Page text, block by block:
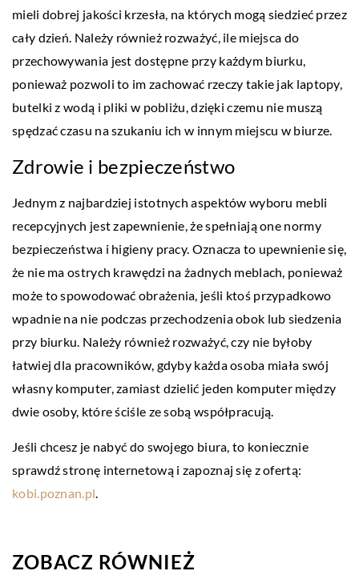
mieli dobrej jakości krzesła, na których mogą siedzieć przez
cały dzień. Należy również rozważyć, ile miejsca do
przechowywania jest dostępne przy każdym biurku,
ponieważ pozwoli to im zachować rzeczy takie jak laptopy,
butelki z wodą i pliki w pobliżu, dzięki czemu nie muszą
spędzać czasu na szukaniu ich w innym miejscu w biurze.
Zdrowie i bezpieczeństwo
Jednym z najbardziej istotnych aspektów wyboru mebli
recepcyjnych jest zapewnienie, że spełniają one normy
bezpieczeństwa i higieny pracy. Oznacza to upewnienie się,
że nie ma ostrych krawędzi na żadnych meblach, ponieważ
może to spowodować obrażenia, jeśli ktoś przypadkowo
wpadnie na nie podczas przechodzenia obok lub siedzenia
przy biurku. Należy również rozważyć, czy nie byłoby
łatwiej dla pracowników, gdyby każda osoba miała swój
własny komputer, zamiast dzielić jeden komputer między
dwie osoby, które ściśle ze sobą współpracują.
Jeśli chcesz je nabyć do swojego biura, to koniecznie
sprawdź stronę internetową i zapoznaj się z ofertą:
kobi.poznan.pl.
ZOBACZ RÓWNIEŻ